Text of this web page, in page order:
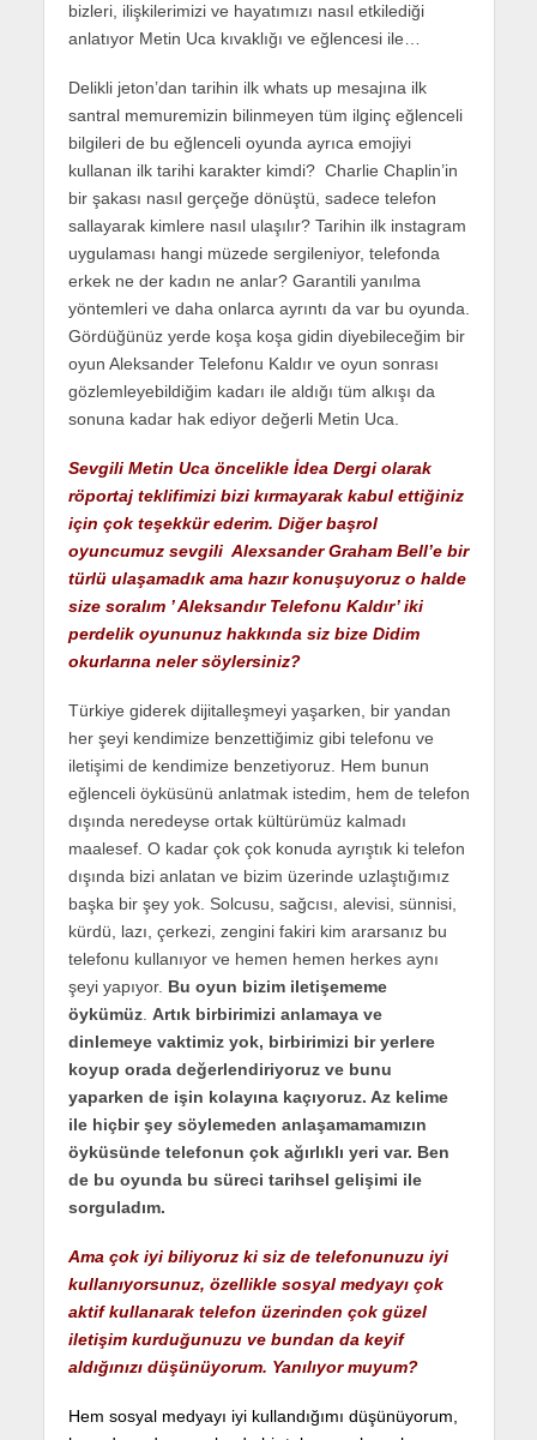
bizleri, ilişkilerimizi ve hayatımızı nasıl etkilediği
anlatıyor Metin Uca kıvaklığı ve eğlencesi ile…
Delikli jeton’dan tarihin ilk whats up mesajına ilk
santral memuremizin bilinmeyen tüm ilginç eğlenceli
bilgileri de bu eğlenceli oyunda ayrıca emojiyi
kullanan ilk tarihi karakter kimdi? Charlie Chaplin’in
bir şakası nasıl gerçeğe dönüştü, sadece telefon
sallayarak kimlere nasıl ulaşılır? Tarihin ilk instagram
uygulaması hangi müzede sergileniyor, telefonda
erkek ne der kadın ne anlar? Garantili yanılma
yöntemleri ve daha onlarca ayrıntı da var bu oyunda.
Gördüğünüz yerde koşa koşa gidin diyebileceğim bir
oyun Aleksander Telefonu Kaldır ve oyun sonrası
gözlemleyebildiğim kadarı ile aldığı tüm alkışı da
sonuna kadar hak ediyor değerli Metin Uca.
Sevgili Metin Uca öncelikle İdea Dergi olarak
röportaj teklifimizi bizi kırmayarak kabul ettiğiniz
için çok teşekkür ederim. Diğer başrol
oyuncumuz sevgili Alexsander Graham Bell’e bir
türlü ulaşamadık ama hazır konuşuyoruz o halde
size soralım ’ Aleksandır Telefonu Kaldır’ iki
perdelik oyununuz hakkında siz bize Didim
okurlarına neler söylersiniz?
Türkiye giderek dijitalleşmeyi yaşarken, bir yandan
her şeyi kendimize benzettiğimiz gibi telefonu ve
iletişimi de kendimize benzetiyoruz. Hem bunun
eğlenceli öyküsünü anlatmak istedim, hem de telefon
dışında neredeyse ortak kültürümüz kalmadı
maalesef. O kadar çok çok konuda ayrıştık ki telefon
dışında bizi anlatan ve bizim üzerinde uzlaştığımız
başka bir şey yok. Solcusu, sağcısı, alevisi, sünnisi,
kürdü, lazı, çerkezi, zengini fakiri kim ararsanız bu
telefonu kullanıyor ve hemen hemen herkes aynı
şeyi yapıyor. Bu oyun bizim iletişememe
öykümüz. Artık birbirimizi anlamaya ve
dinlemeye vaktimiz yok, birbirimizi bir yerlere
koyup orada değerlendiriyoruz ve bunu
yaparken de işin kolayına kaçıyoruz. Az kelime
ile hiçbir şey söylemeden anlaşamamamızın
öyküsünde telefonun çok ağırlıklı yeri var. Ben
de bu oyunda bu süreci tarihsel gelişimi ile
sorguladım.
Ama çok iyi biliyoruz ki siz de telefonunuzu iyi
kullanıyorsunuz, özellikle sosyal medyayı çok
aktif kullanarak telefon üzerinden çok güzel
iletişim kurduğunuzu ve bundan da keyif
aldığınızı düşünüyorum. Yanılıyor muyum?
Hem sosyal medyayı iyi kullandığımı düşünüyorum,